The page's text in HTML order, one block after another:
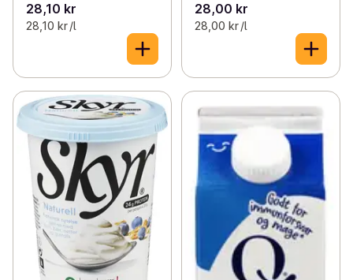
28,10 kr
28,10 kr /l
28,00 kr
28,00 kr /l